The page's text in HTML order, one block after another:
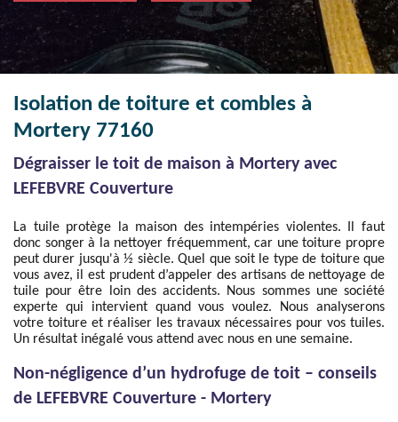
Isolation de toiture et combles à
Mortery 77160
Dégraisser le toit de maison à Mortery avec
LEFEBVRE Couverture
La tuile protège la maison des intempéries violentes. Il faut
donc songer à la nettoyer fréquemment, car une toiture propre
peut durer jusqu'à ½ siècle. Quel que soit le type de toiture que
vous avez, il est prudent d’appeler des artisans de nettoyage de
tuile pour être loin des accidents. Nous sommes une société
experte qui intervient quand vous voulez. Nous analyserons
votre toiture et réaliser les travaux nécessaires pour vos tuiles.
Un résultat inégalé vous attend avec nous en une semaine.
Non-négligence d’un hydrofuge de toit – conseils
de LEFEBVRE Couverture - Mortery